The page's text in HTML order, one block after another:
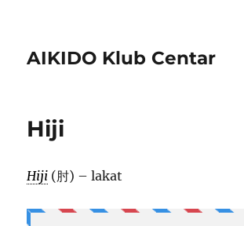
AIKIDO Klub Centar
Hiji
Hiji (肘) – lakat